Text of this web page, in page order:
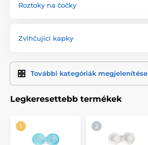
Roztoky na čočky
Zvlhčující kapky
További kategóriák megjelenítése
Legkeresettebb termékek